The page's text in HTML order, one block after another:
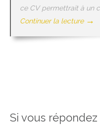
ce CV permettrait à un
Continuer la lecture →
Si vous